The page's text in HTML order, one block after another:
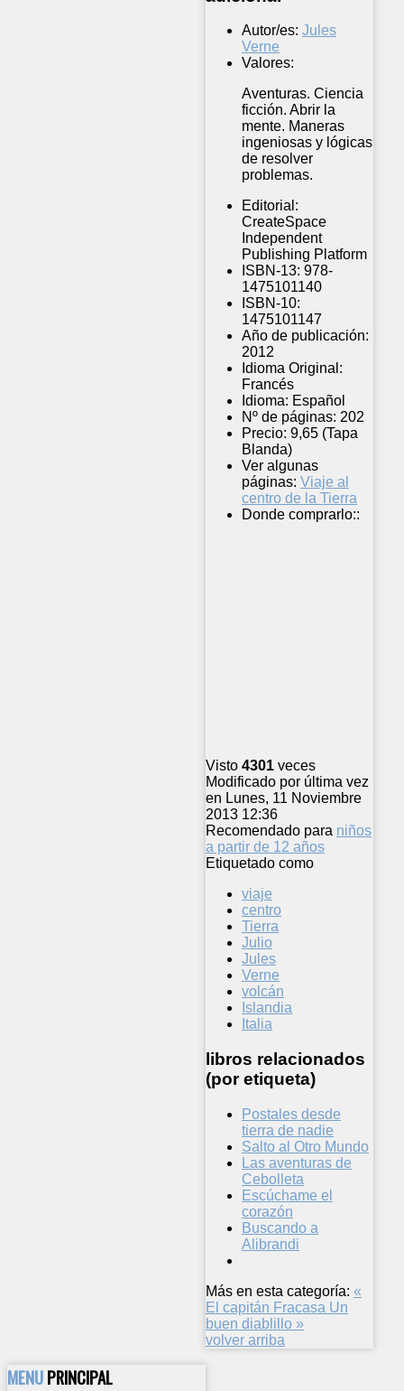
Autor/es: Jules
Verne
Valores:
Aventuras. Ciencia
ficción. Abrir la
mente. Maneras
ingeniosas y lógicas
de resolver
problemas.
Editorial:
CreateSpace
Independent
Publishing Platform
ISBN-13: 978-
1475101140
ISBN-10:
1475101147
Año de publicación:
2012
Idioma Original:
Francés
Idioma: Español
Nº de páginas: 202
Precio: 9,65 (Tapa
Blanda)
Ver algunas
páginas: Viaje al
centro de la Tierra
Donde comprarlo::
Visto 4301 veces
Modificado por última vez
en Lunes, 11 Noviembre
2013 12:36
Recomendado para niños
a partir de 12 años
Etiquetado como
viaje
centro
Tierra
Julio
Jules
Verne
volcán
Islandia
Italia
libros relacionados
(por etiqueta)
Postales desde
tierra de nadie
Salto al Otro Mundo
Las aventuras de
Cebolleta
Escúchame el
corazón
Buscando a
Alibrandi
Más en esta categoría: «
El capitán Fracasa Un
buen diablillo »
volver arriba
MENUPRINCIPAL